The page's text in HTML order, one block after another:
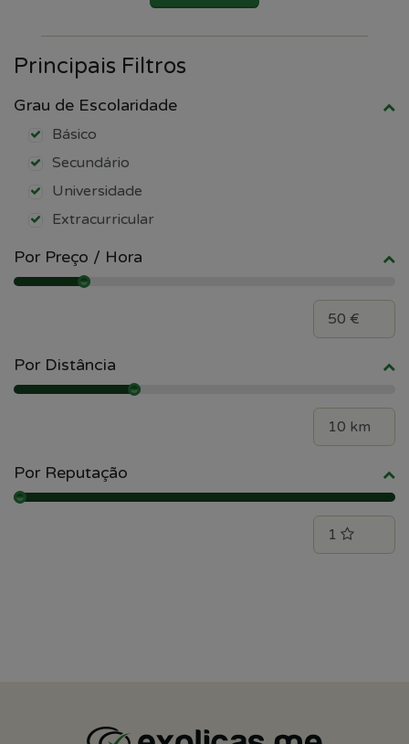
Principais Filtros
Grau de Escolaridade
Básico
Secundário
Universidade
Extracurricular
Por Preço / Hora
Por Distância
Por Reputação